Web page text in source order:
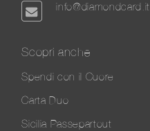
info@diamondcard.it
Scopri anche
Spendi con il Cuore
Carta Duo
Sicilia Passepartout